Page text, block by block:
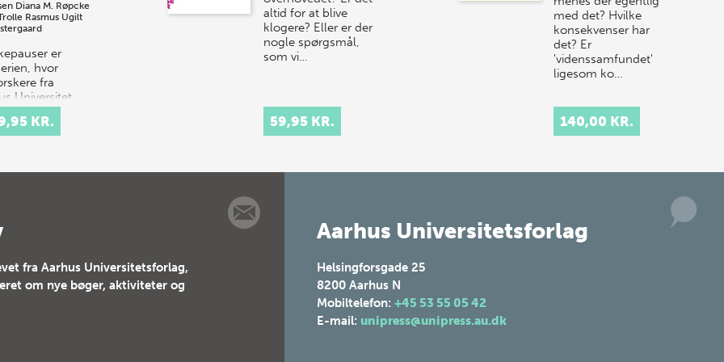
Diana M. Røpcke
Rasmus Ugilt
er
hvor
fra
Universitet
deres viden
emner
universet og
KR.
altid for at blive
klogere? Eller er der
nogle spørgsmål,
som vi…
59,95 KR.
med det? Hvilke
konsekvenser har
det? Er
'videnssamfundet'
ligesom ko…
140,00 KR.
fra Aarhus Universitetsforlag,
om nye bøger, aktiviteter og
Aarhus Universitetsforlag
Helsingforsgade 25
8200 Aarhus N
Mobiltelefon: +45 53 55 05 42
E-mail: unipress@unipress.au.dk